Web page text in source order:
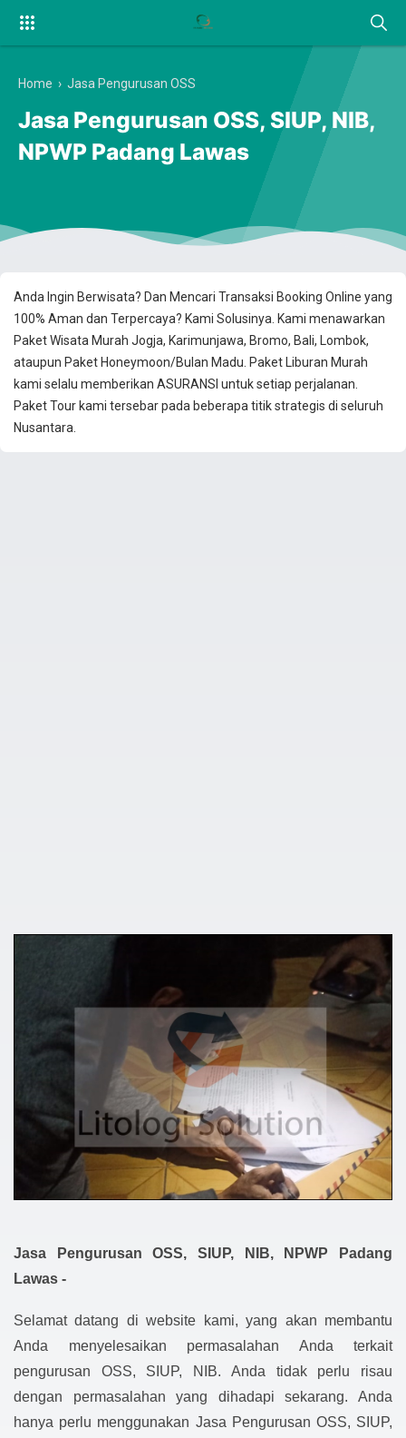
Anda Ingin Berwisata? Dan Mencari Transaksi Booking Online yang
100% Aman dan Terpercaya? Kami Solusinya. Kami menawarkan
Paket Wisata Murah Jogja, Karimunjawa, Bromo, Bali, Lombok,
ataupun Paket Honeymoon/Bulan Madu. Paket Liburan Murah
kami selalu memberikan ASURANSI untuk setiap perjalanan.
Paket Tour kami tersebar pada beberapa titik strategis di seluruh
Nusantara.
Home › Jasa Pengurusan OSS
Jasa Pengurusan OSS, SIUP, NIB,
NPWP Padang Lawas
Jasa Pengurusan OSS, SIUP, NIB, NPWP Padang
Lawas -
Selamat datang di website kami, yang akan membantu
Anda menyelesaikan permasalahan Anda terkait
pengurusan OSS, SIUP, NIB. Anda tidak perlu risau
dengan permasalahan yang dihadapi sekarang. Anda
hanya perlu menggunakan Jasa Pengurusan OSS, SIUP,